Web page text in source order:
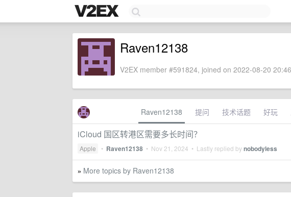
Raven12138
V2EX member #591824, joined on 2022-08-20
Raven12138 提问 技术话题 好玩
iCloud 国区转港区需要多长时间？
Apple • Raven12138 • Nov 21, 2024 • Lastly replied bynobodyless
» More topics by Raven12138